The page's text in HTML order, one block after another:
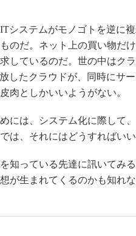
ステムがモノゴトを逆に複
のだ。ネット上の買い物だ
しているのだ。世の中はク
したクラウドが、同時にサ
肉としかいいようがない。
には、システム化に際して
は、それにはどうすればいい
知っている先達に訊いてみ
が生まれてくるのかも知れな